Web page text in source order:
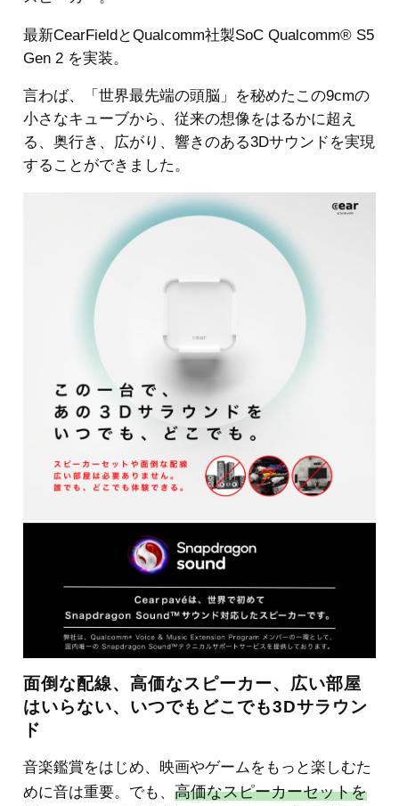
最新CearFieldとQualcomm社製SoC Qualcomm® S5
Gen 2 を実装。
言わば、「世界最先端の頭脳」を秘めたこの9cmの
小さなキューブから、従来の想像をはるかに超え
る、奥行き、広がり、響きのある3Dサウンドを実現
することができました。
面倒な配線、高価なスピーカー、広い部屋
はいらない、いつでもどこでも3Dサラウン
ド
音楽鑑賞をはじめ、映画やゲームをもっと楽しむた
めに音は重要。でも、 高価なスピーカーセットを